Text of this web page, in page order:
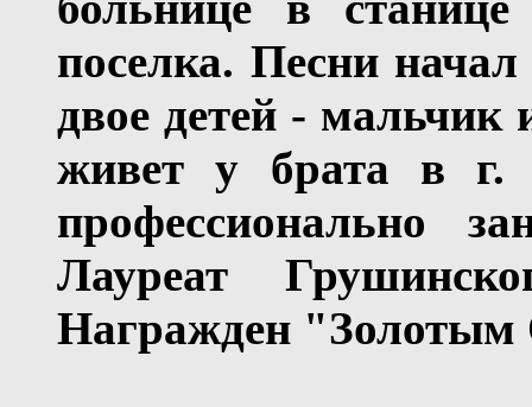
поселка. Песни
двое детей - мальчик
живет у брата в г.
профессионально
Лауреат
Награжден "Золотым